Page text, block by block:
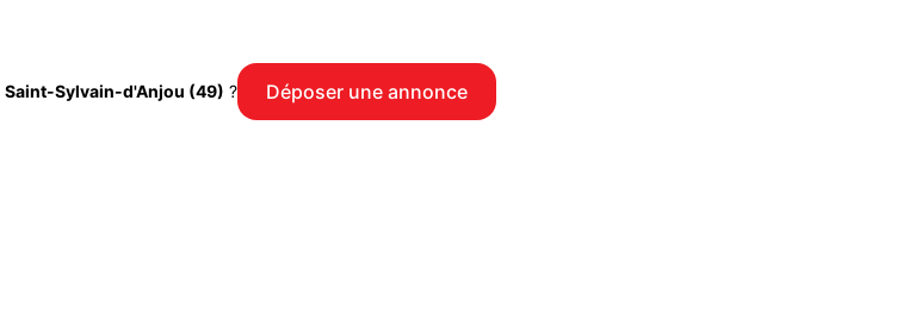
Saint-Sylvain-d'Anjou (49) ? Déposer une annonce